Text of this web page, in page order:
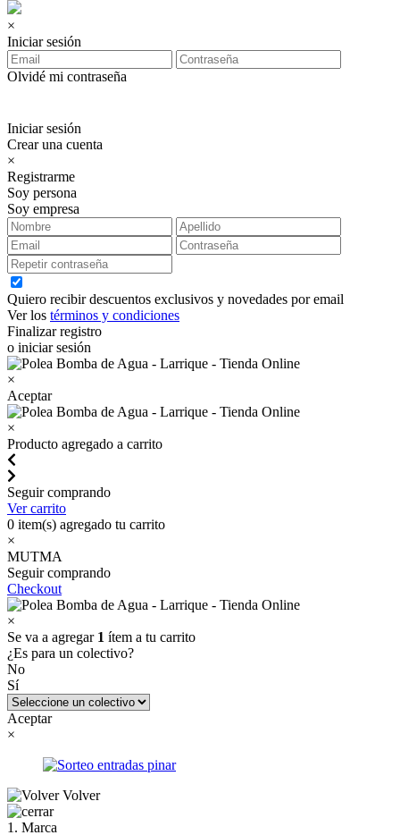
×
Iniciar sesión
Olvidé mi contraseña
Iniciar sesión
Crear una cuenta
×
Registrarme
Soy persona
Soy empresa
Quiero recibir descuentos exclusivos y novedades por email
Ver los términos y condiciones
Finalizar registro
o iniciar sesión
×
Aceptar
×
Producto agregado a carrito
Seguir comprando
Ver carrito
0 item(s) agregado tu carrito
×
MUTMA
Seguir comprando
Checkout
×
Se va a agregar 1 ítem a tu carrito
¿Es para un colectivo?
No
Sí
Aceptar
×
Volver
1. Marca